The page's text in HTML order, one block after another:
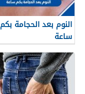
النوم بعد الحجامة بكم
ساعة